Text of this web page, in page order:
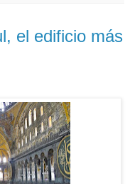
el edificio más